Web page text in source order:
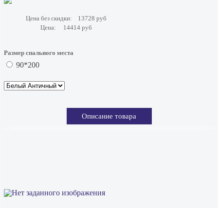
Цена без скидки:
13728 руб
Цена:
14414 руб
Размер спального места
90*200
Описание товара